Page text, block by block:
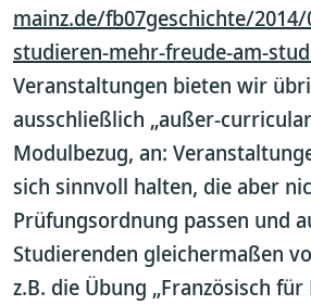
mainz.de/fb07geschichte/
studieren-mehr-freude-am-
Veranstaltungen bieten wir
ausschließlich „außer-
Modulbezug, an:
sich sinnvoll halten, die aber
Prüfungsordnung passen und
Studierenden gleichermaßen
z.B. die Übung „Französisch